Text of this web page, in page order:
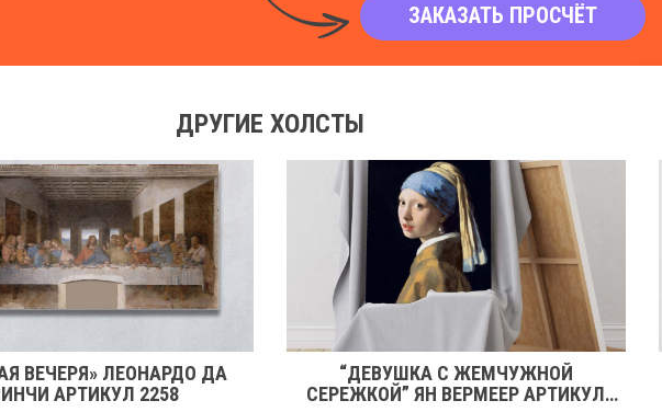
ЗАКАЗАТЬ ПРОСЧЁТ
ДРУГИЕ ХОЛСТЫ
ВЕЧЕРЯ» ЛЕОНАРДО ДА
АРТИКУЛ 2258
“ДЕВУШКА С ЖЕМЧУЖНОЙ
СЕРЕЖКОЙ” ЯН ВЕРМЕЕР АРТИКУЛ